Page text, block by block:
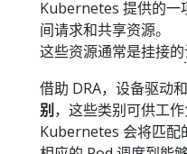
Kubernetes 提供的一
间请求和共享资源。
这些资源通常是挂接的
借助 DRA，设备驱动
别 ，这些类别可供工作
Kubernetes 会将匹配